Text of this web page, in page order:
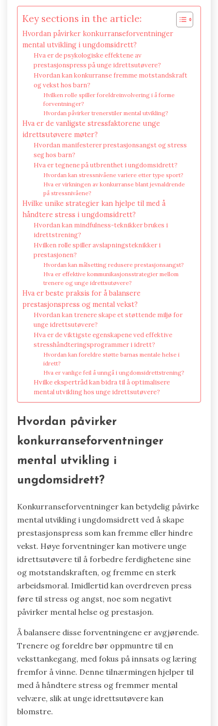
Key sections in the article:
Hvordan påvirker konkurranseforventninger
mental utvikling i ungdomsidrett?
Hva er de psykologiske effektene av
prestasjonspress på unge idrettsutøvere?
Hvordan kan konkurranse fremme motstandskraft
og vekst hos barn?
Hvilken rolle spiller foreldreinvolvering i å forme
forventninger?
Hvordan påvirker trenerstiler mental utvikling?
Hva er de vanligste stressfaktorene unge
idrettsutøvere møter?
Hvordan manifesterer prestasjonsangst og stress
seg hos barn?
Hva er tegnene på utbrenthet i ungdomsidrett?
Hvordan kan stressnivåene variere etter type sport?
Hva er virkningen av konkurranse blant jevnaldrende
på stressnivåene?
Hvilke unike strategier kan hjelpe til med å
håndtere stress i ungdomsidrett?
Hvordan kan mindfulness-teknikker brukes i
idrettstrening?
Hvilken rolle spiller avslapningsteknikker i
prestasjonen?
Hvordan kan målsetting redusere prestasjonsangst?
Hva er effektive kommunikasjonsstrategier mellom
trenere og unge idrettsutøvere?
Hva er beste praksis for å balansere
prestasjonspress og mental vekst?
Hvordan kan trenere skape et støttende miljø for
unge idrettsutøvere?
Hva er de viktigste egenskapene ved effektive
stresshåndteringsprogrammer i idrett?
Hvordan kan foreldre støtte barnas mentale helse i
idrett?
Hva er vanlige feil å unngå i ungdomsidrettstrening?
Hvilke ekspertråd kan bidra til å optimalisere
mental utvikling hos unge idrettsutøvere?
Hvordan påvirker
konkurranseforventninger
mental utvikling i
ungdomsidrett?
Konkurranseforventninger kan betydelig påvirke
mental utvikling i ungdomsidrett ved å skape
prestasjonspress som kan fremme eller hindre
vekst. Høye forventninger kan motivere unge
idrettsutøvere til å forbedre ferdighetene sine
og motstandskraften, og fremme en sterk
arbeidsmoral. Imidlertid kan overdreven press
føre til stress og angst, noe som negativt
påvirker mental helse og prestasjon.
Å balansere disse forventningene er avgjørende.
Trenere og foreldre bør oppmuntre til en
veksttankegang, med fokus på innsats og læring
fremfor å vinne. Denne tilnærmingen hjelper til
med å håndtere stress og fremmer mental
velvære, slik at unge idrettsutøvere kan
blomstre.